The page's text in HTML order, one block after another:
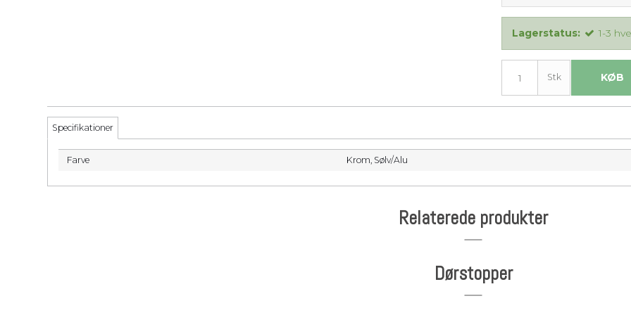
Lagerstatus: 1-3
Stk KØB
Specifikationer
Farve Krom, Sølv/Alu
Relaterede produkter
Dørstopper